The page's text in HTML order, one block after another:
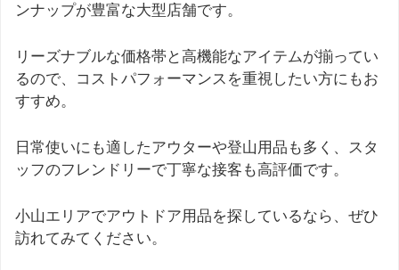
ンナップが豊富な大型店舗です。
リーズナブルな価格帯と高機能なアイテムが揃ってい
るので、コストパフォーマンスを重視したい方にもお
すすめ。
日常使いにも適したアウターや登山用品も多く、スタ
ッフのフレンドリーで丁寧な接客も高評価です。
小山エリアでアウトドア用品を探しているなら、ぜひ
訪れてみてください。